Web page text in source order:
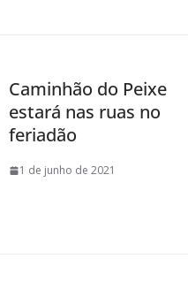
Caminhão do Peixe
estará nas ruas no
feriadão
1 de junho de 2021